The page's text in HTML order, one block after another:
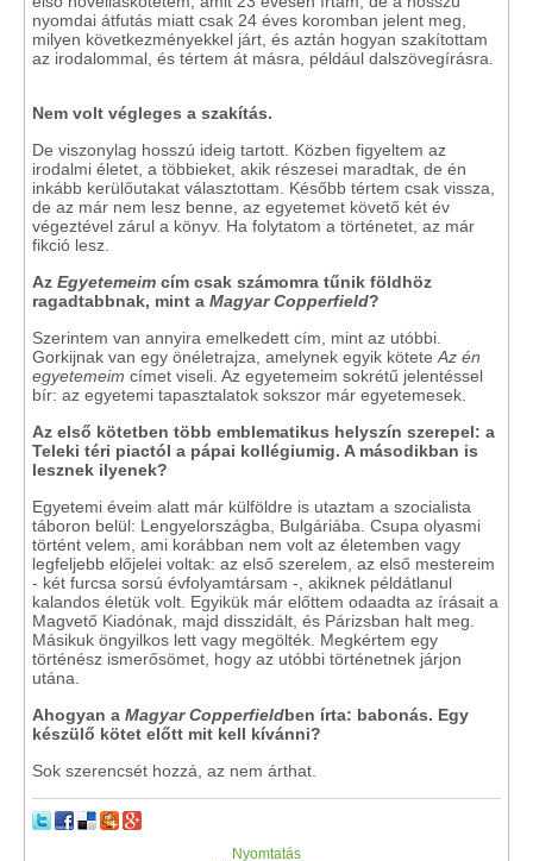
nyomdai átfutás miatt csak 24 éves koromban jelent meg,
milyen következményekkel járt, és aztán hogyan szakítottam
az irodalommal, és tértem át másra, például dalszövegírásra.
Nem volt végleges a szakítás.
De viszonylag hosszú ideig tartott. Közben figyeltem az
irodalmi életet, a többieket, akik részesei maradtak, de én
inkább kerülőutakat választottam. Később tértem csak vissza,
de az már nem lesz benne, az egyetemet követő két év
végeztével zárul a könyv. Ha folytatom a történetet, az már
fikció lesz.
Az Egyetemeim cím csak számomra tűnik földhöz
ragadtabbnak, mint a Magyar Copperfield?
Szerintem van annyira emelkedett cím, mint az utóbbi.
Gorkijnak van egy önéletrajza, amelynek egyik kötete Az én
egyetemeim címet viseli. Az egyetemeim sokrétű jelentéssel
bír: az egyetemi tapasztalatok sokszor már egyetemesek.
Az első kötetben több emblematikus helyszín szerepel: a
Teleki téri piactól a pápai kollégiumig. A másodikban is
lesznek ilyenek?
Egyetemi éveim alatt már külföldre is utaztam a szocialista
táboron belül: Lengyelországba, Bulgáriába. Csupa olyasmi
történt velem, ami korábban nem volt az életemben vagy
legfeljebb előjelei voltak: az első szerelem, az első mestereim
- két furcsa sorsú évfolyamtársam -, akiknek példátlanul
kalandos életük volt. Egyikük már előttem odaadta az írásait a
Magvető Kiadónak, majd disszidált, és Párizsban halt meg.
Másikuk öngyilkos lett vagy megölték. Megkértem egy
történész ismerősömet, hogy az utóbbi történetnek járjon
utána.
Ahogyan a Magyar Copperfieldben írta: babonás. Egy
készülő kötet előtt mit kell kívánni?
Sok szerencsét hozzá, az nem árthat.
Nyomtatás